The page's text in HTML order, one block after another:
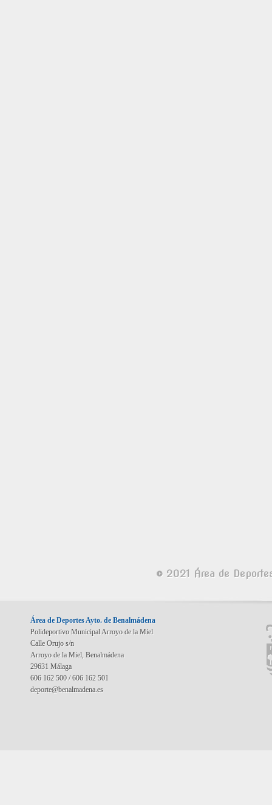
© 2021 Área de
Área de Deportes Ayto. de Benalmádena
Polideportivo Municipal Arroyo de la Miel
Calle Orujo s/n
Arroyo de la Miel, Benalmádena
29631 Málaga
606 162 500 / 606 162 501
deporte@benalmadena.es